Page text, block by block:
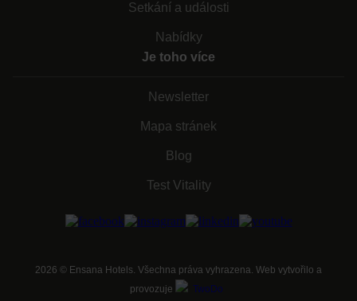
Setkání a události
Nabídky
Je toho více
Newsletter
Mapa stránek
Blog
Test Vitality
2026 © Ensana Hotels. Všechna práva vyhrazena. Web vytvořilo a
provozuje